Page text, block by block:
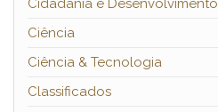
Cidadania e Desenvolvimento
Ciência
Ciência & Tecnologia
Classificados